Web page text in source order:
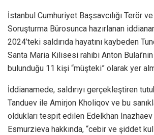
İstanbul Cumhuriyet Başsavcılığı Terör
Soruşturma Bürosunca hazırlanan
2024’teki saldırıda hayatını kaybeden
Santa Maria Kilisesi rahibi Anton Bulai’nin
bulunduğu 11 kişi “müşteki” olarak yer
İddianamede, saldırıyı gerçekleştiren
Tanduev ile Amirjon Kholiqov ve bu
oldukları tespit edilen Edelkhan
Esmurzieva hakkında, “cebir ve şiddet